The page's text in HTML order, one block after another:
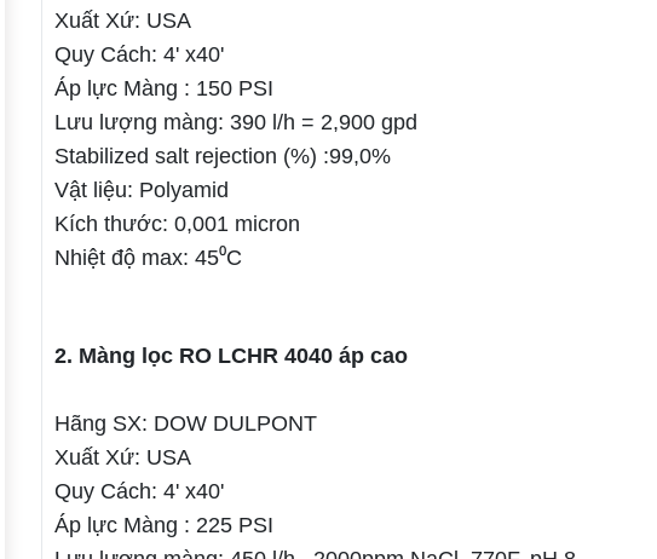
Xuất Xứ: USA
Quy Cách: 4' x40'
Áp lực Màng : 150 PSI
Lưu lượng màng: 390 l/h = 2,900 gpd
Stabilized salt rejection (%) :99,0%
Vật liệu: Polyamid
Kích thước: 0,001 micron
Nhiệt độ max: 45⁰C
2. Màng lọc RO LCHR 4040 áp cao
Hãng SX: DOW DULPONT
Xuất Xứ: USA
Quy Cách: 4' x40'
Áp lực Màng : 225 PSI